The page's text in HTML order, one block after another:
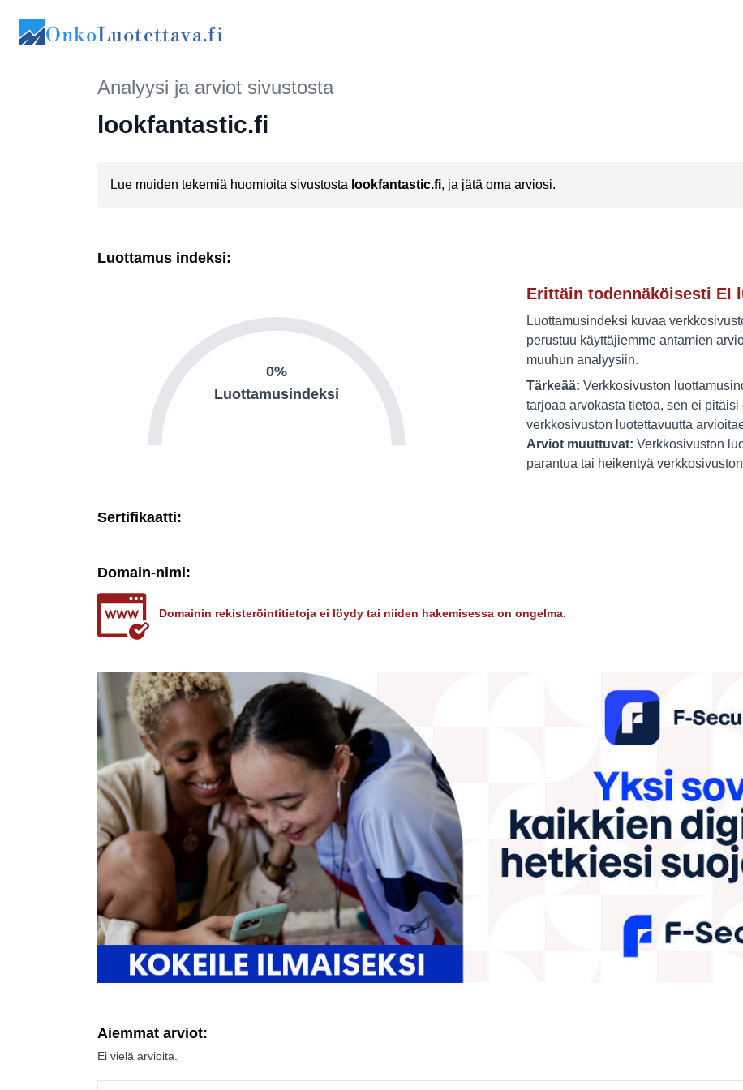
OnkoLuotettava.fi
Analyysi ja arviot sivustosta
lookfantastic.fi
Lue muiden tekemiä huomioita sivustosta lookfantastic.fi, ja jätä oma arviosi.
Luottamus indeksi:
0%
Luottamusindeksi
Erittäin todennäköisesti EI
Luottamusindeksi kuvaa
perustuu käyttäjiemme antamien
muuhun analyysiin.
Tärkeää: Verkkosivuston
tarjoaa arvokasta tietoa, sen ei
verkkosivuston luotettavuutta
Arviot muuttuvat: Verkkosivuston
parantua tai heikentyä
Sertifikaatti:
Domain-nimi:
Domainin rekisteröintitietoja ei löydy tai niiden hakemisessa on ongelma.
Aiemmat arviot:
Ei vielä arvioita.